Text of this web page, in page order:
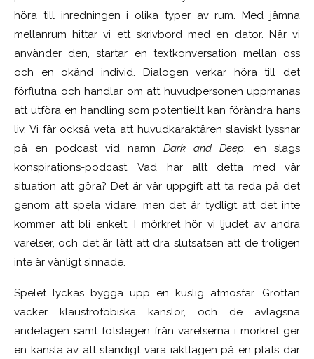
höra till inredningen i olika typer av rum. Med jämna
mellanrum hittar vi ett skrivbord med en dator. När vi
använder den, startar en textkonversation mellan oss
och en okänd individ. Dialogen verkar höra till det
förflutna och handlar om att huvudpersonen uppmanas
att utföra en handling som potentiellt kan förändra hans
liv. Vi får också veta att huvudkaraktären slaviskt lyssnar
på en podcast vid namn Dark and Deep, en slags
konspirations-podcast. Vad har allt detta med vår
situation att göra? Det är vår uppgift att ta reda på det
genom att spela vidare, men det är tydligt att det inte
kommer att bli enkelt. I mörkret hör vi ljudet av andra
varelser, och det är lätt att dra slutsatsen att de troligen
inte är vänligt sinnade.
Spelet lyckas bygga upp en kuslig atmosfär. Grottan
väcker klaustrofobiska känslor, och de avlägsna
andetagen samt fotstegen från varelserna i mörkret ger
en känsla av att ständigt vara iakttagen på en plats där